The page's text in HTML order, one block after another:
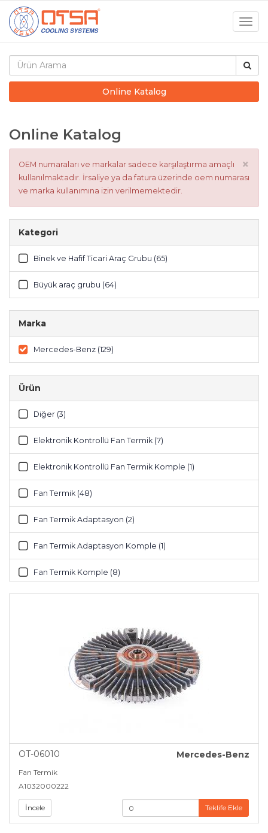
Online Katalog
Online Katalog
×
OEM numaraları ve markalar sadece karşılaştırma amaçlı
kullanılmaktadır. İrsaliye ya da fatura üzerinde oem numarası
ve marka kullanımına izin verilmemektedir.
Kategori
Binek ve Hafif Ticari Araç Grubu (65)
Büyük araç grubu (64)
Marka
Mercedes-Benz (129)
Ürün
Diğer (3)
Elektronik Kontrollü Fan Termik (7)
Elektronik Kontrollü Fan Termik Komple (1)
Fan Termik (48)
Fan Termik Adaptasyon (2)
Fan Termik Adaptasyon Komple (1)
Fan Termik Komple (8)
OT-06010 Mercedes-Benz
Fan Termik
A1032000222
İncele Teklife Ekle